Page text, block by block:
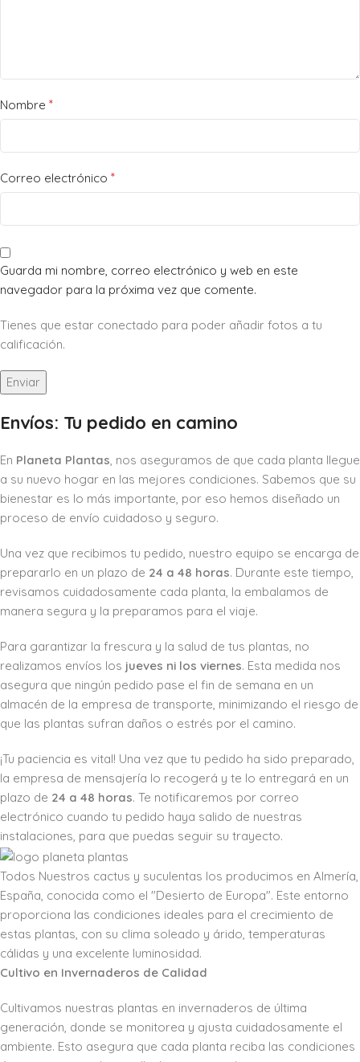
Nombre *
Correo electrónico *
Guarda mi nombre, correo electrónico y web en este
navegador para la próxima vez que comente.
Tienes que estar conectado para poder añadir fotos a tu
calificación.
Envíos: Tu pedido en camino
En Planeta Plantas, nos aseguramos de que cada planta llegue
a su nuevo hogar en las mejores condiciones. Sabemos que su
bienestar es lo más importante, por eso hemos diseñado un
proceso de envío cuidadoso y seguro.
Una vez que recibimos tu pedido, nuestro equipo se encarga de
prepararlo en un plazo de 24 a 48 horas. Durante este tiempo,
revisamos cuidadosamente cada planta, la embalamos de
manera segura y la preparamos para el viaje.
Para garantizar la frescura y la salud de tus plantas, no
realizamos envíos los jueves ni los viernes. Esta medida nos
asegura que ningún pedido pase el fin de semana en un
almacén de la empresa de transporte, minimizando el riesgo de
que las plantas sufran daños o estrés por el camino.
¡Tu paciencia es vital! Una vez que tu pedido ha sido preparado,
la empresa de mensajería lo recogerá y te lo entregará en un
plazo de 24 a 48 horas. Te notificaremos por correo
electrónico cuando tu pedido haya salido de nuestras
instalaciones, para que puedas seguir su trayecto.
Todos Nuestros cactus y suculentas los producimos en Almería,
España, conocida como el "Desierto de Europa". Este entorno
proporciona las condiciones ideales para el crecimiento de
estas plantas, con su clima soleado y árido, temperaturas
cálidas y una excelente luminosidad.
Cultivo en Invernaderos de Calidad
Cultivamos nuestras plantas en invernaderos de última
generación, donde se monitorea y ajusta cuidadosamente el
ambiente. Esto asegura que cada planta reciba las condiciones